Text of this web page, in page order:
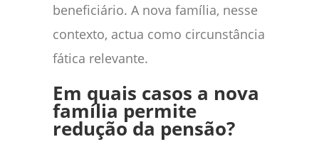
beneficiário. A nova família, nesse
contexto, actua como circunstância
fática relevante.
Em quais casos a nova
família permite
redução da pensão?